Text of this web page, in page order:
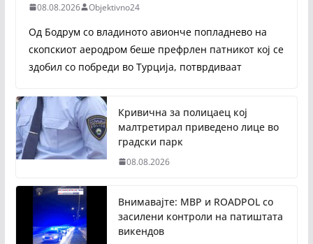
08.08.2026 Objektivno24
Од Бодрум со владиното авионче попладнево на
скопскиот аеродром беше префрлен патникот кој се
здобил со побреди во Турција, потврдиваат
Кривична за полицаец кој
малтретирал приведено лице во
градски парк
08.08.2026
Внимавајте: МВР и ROADPOL со
засилени контроли на патиштата
викендов